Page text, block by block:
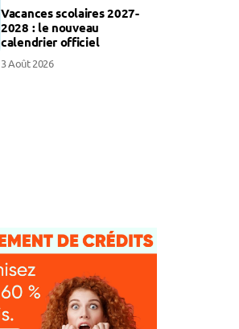
Vacances scolaires 2027-
2028 : le nouveau
calendrier officiel
3 Août 2026